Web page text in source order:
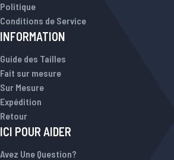
Politique
Conditions de Service
INFORMATION
Guide des Tailles
Fait sur mesure
Sur Mesure
Expédition
Retour
ICI POUR AIDER
Avez Une Question?